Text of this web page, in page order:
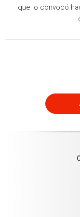
que lo convocó